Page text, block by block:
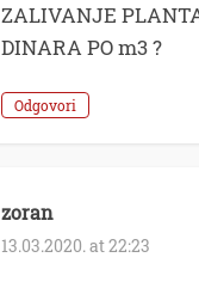
ZALIVANJE
DINARA PO m3 ?
Odgovori
zoran
13.03.2020. at 22:23